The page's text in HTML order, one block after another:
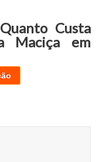
Custa
Maciça em